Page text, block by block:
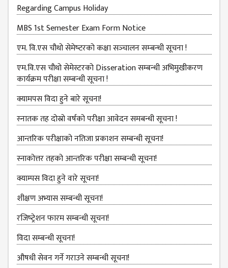
KMC SOCIAL
PROGRESS
STRATEGIC PLAN
STATUTE
VALUABLE
SUPPORTER
INSTITUTIONAL
INDIVIDUAL
OUR TEAM
CAMPUS
WINGS
CAMPUS
GENERAL
ASSEMBLY
CAMPUS
MANAGEMENT
COMMITTEE
Regarding Campus Holiday
MBS 1st Semester Exam Form Notice
एम. वि.एस चौथो सेमेष्‍टरको कक्षा सञ्‍चालन सम्‍बन्‍धी सूचना !
एम.वि.एस चौथो सेमेस्टरको Disseration सम्बन्धी अभिमुखीकरण
कार्यक्रम परीक्षा सम्बन्धी सूचना !
क्यामपस विदा हुने बारे सूचना!
स्‍नातक तह दोस्रो वर्षको परीक्षा आवेदन समबन्धी सूचना !
आन्तरिक परीक्षाको नतिजा प्रकाशन सम्बन्धी सूचना!
स्नाकोत्तर तहको आन्तरिक परीक्षा सम्बन्धी सूचना!
क्याम्पस विदा हुने वारे सूचना!
शीक्षण अभ्यास सम्बन्धी सूचना!
रजिष्‍ट्रेशन फारम सम्बन्धी सूचना!
विदा सम्बन्धी सूचना!
औषधी सेवन गर्ने गराउने सम्बन्धी सूचना!